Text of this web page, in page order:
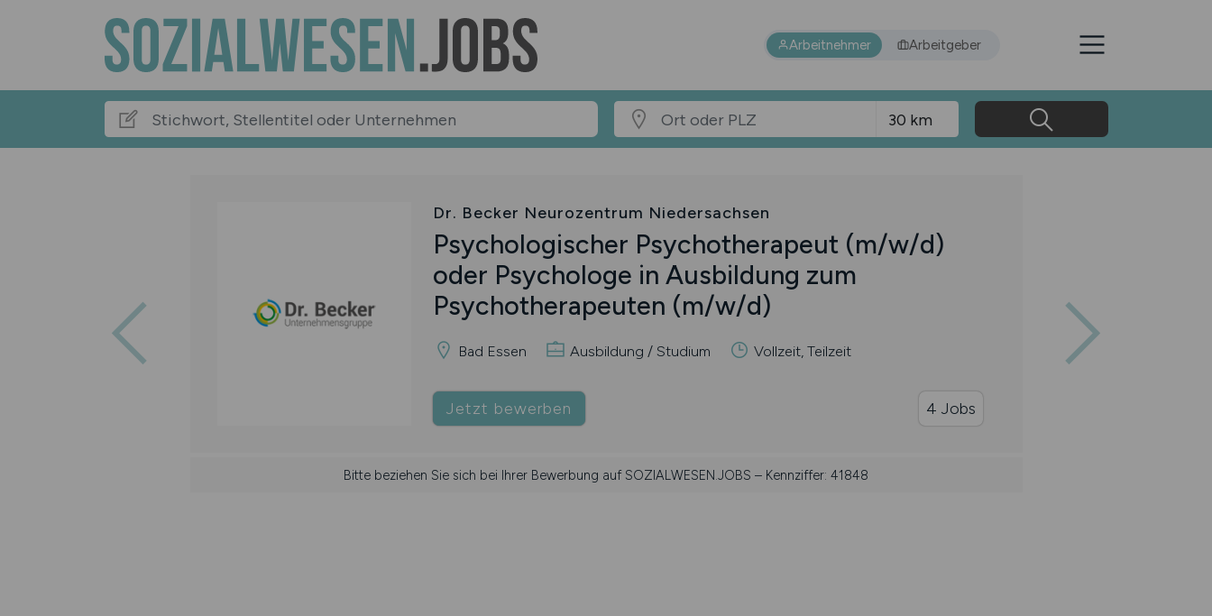
Arbeitnehmer Arbeitgeber
Dr. Becker Neurozentrum Niedersachsen
Psychologischer Psychotherapeut (m/w/d)
oder Psychologe in Ausbildung zum
Psychotherapeuten (m/w/d)
Bad Essen Ausbildung / Studium Vollzeit, Teilzeit
Jetzt bewerben 4 Jobs
Bitte beziehen Sie sich bei Ihrer Bewerbung auf SOZIALWESEN.JOBS – Kennziffer: 41848